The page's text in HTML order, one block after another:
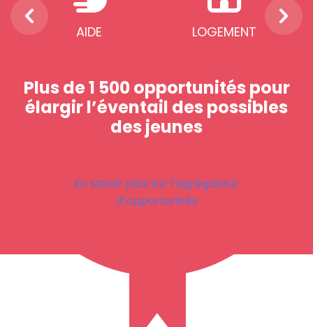
LOGEMENT
Plus de 1 500 opportunités pour
élargir l’éventail des possibles
des jeunes
En savoir plus sur l’agrégateur
d’opportunités